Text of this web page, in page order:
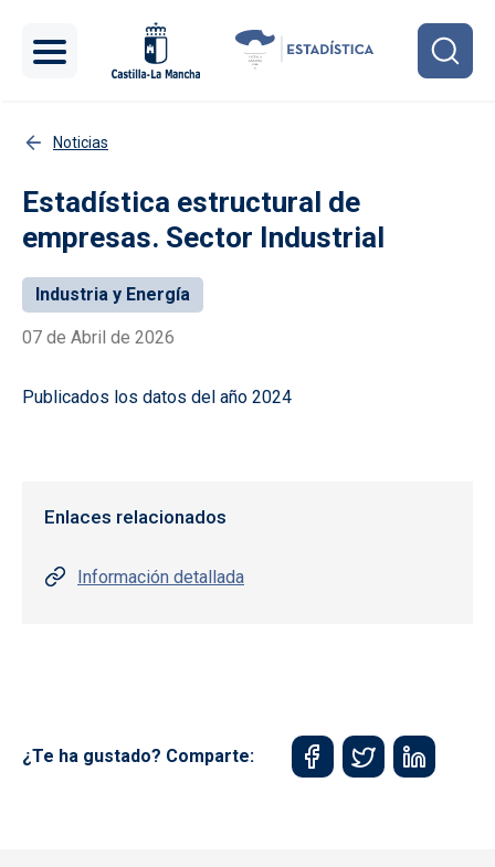
Noticias
Estadística estructural de
empresas. Sector Industrial
Industria y Energía
07 de Abril de 2026
Publicados los datos del año 2024
Enlaces relacionados
Información detallada
¿Te ha gustado? Comparte: